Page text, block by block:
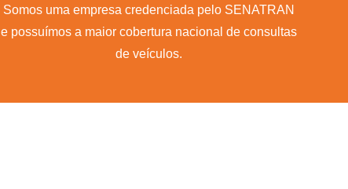
Somos uma empresa credenciada pelo SENATRAN
e possuímos a maior cobertura nacional de consultas
de veículos.